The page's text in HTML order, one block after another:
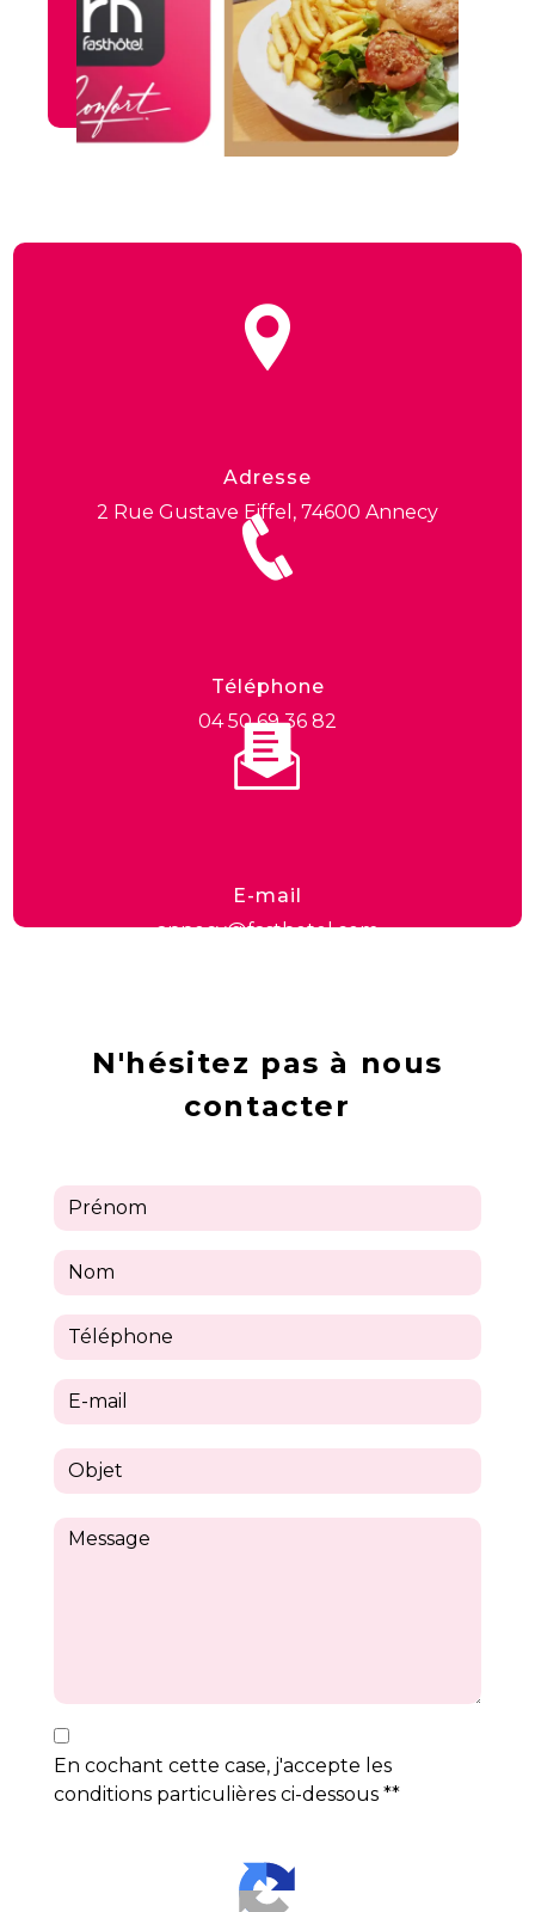
Adresse
2 Rue Gustave Eiffel, 74600 Annecy
Téléphone
04 50 69 36 82
E-mail
annecy@fasthotel.com
N'hésitez pas à nous
contacter
En cochant cette case, j'accepte les
conditions particulières ci-dessous **